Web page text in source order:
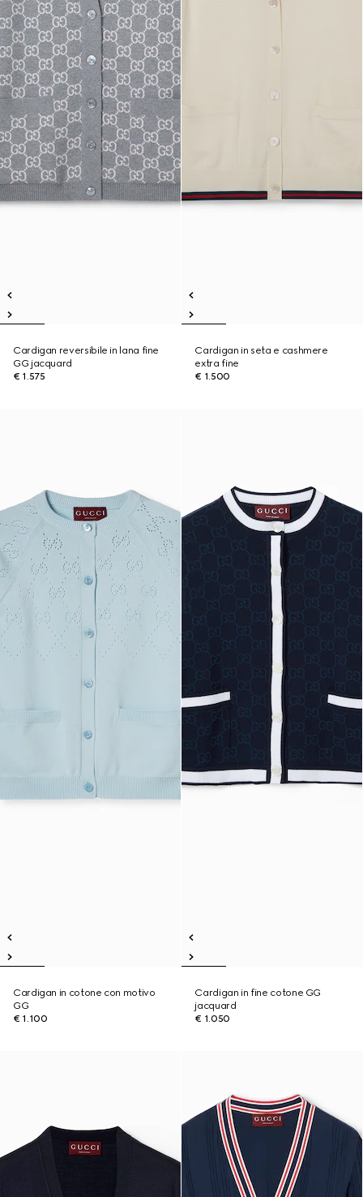
Cardigan reversibile in lana fine
GG jacquard
€ 1.575
Cardigan in seta e cashmere
extra fine
€ 1.500
Cardigan in cotone con motivo
GG
€ 1.100
Cardigan in fine cotone GG
jacquard
€ 1.050